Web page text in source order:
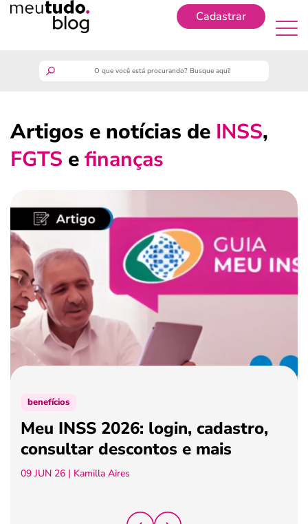
Cadastrar
guia do trabalhador
benefícios
crédito fácil
últimas notícias
ferramentas
Artigos e notícias de INSS,
FGTS efinanças
benefícios
Meu INSS 2026: login, cadastro,
consultar descontos e mais
09 JUN 26 | Kamilla Aires